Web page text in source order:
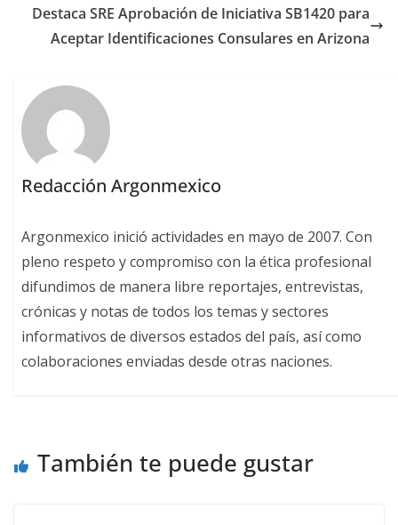
Destaca SRE Aprobación de Iniciativa SB1420 para
Aceptar Identificaciones Consulares en Arizona
Redacción Argonmexico
Argonmexico inició actividades en mayo de 2007. Con
pleno respeto y compromiso con la ética profesional
difundimos de manera libre reportajes, entrevistas,
crónicas y notas de todos los temas y sectores
informativos de diversos estados del país, así como
colaboraciones enviadas desde otras naciones.
También te puede gustar